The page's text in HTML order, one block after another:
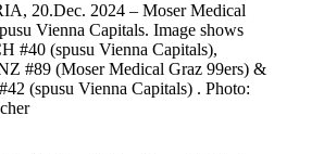
20.Dec. 2024 – Moser Medical
Vienna Capitals. Image shows
#40 (spusu Vienna Capitals),
#89 (Moser Medical Graz 99ers) &
(spusu Vienna Capitals) . Photo: